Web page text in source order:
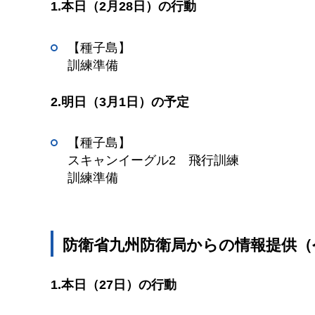
1.本日（2月28日）の行動
【種子島】
訓練準備
2.明日（3月1日）の予定
【種子島】
スキャンイーグル2
飛行訓練
訓練準備
防衛省九州防衛局からの情報提供（
1.本日（27日）の行動